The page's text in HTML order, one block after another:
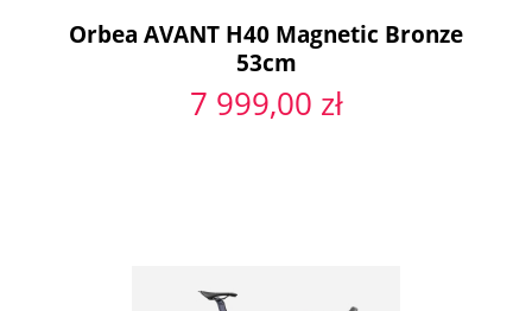
Orbea AVANT H40 Magnetic Bronze
53cm
7 999,00 zł